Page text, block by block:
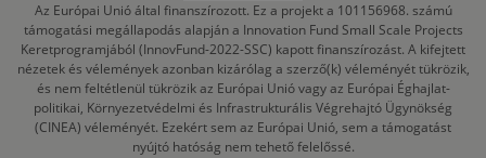
Az Európai Unió által finanszírozott. Ez a projekt a 101156968. számú
támogatási megállapodás alapján a Innovation Fund Small Scale Projects
Keretprogramjából (InnovFund-2022-SSC) kapott finanszírozást. A kifejtett
nézetek és vélemények azonban kizárólag a szerző(k) véleményét tükrözik,
és nem feltétlenül tükrözik az Európai Unió vagy az Európai Éghajlat-
politikai, Környezetvédelmi és Infrastrukturális Végrehajtó Ügynökség
(CINEA) véleményét. Ezekért sem az Európai Unió, sem a támogatást
nyújtó hatóság nem tehető felelőssé.